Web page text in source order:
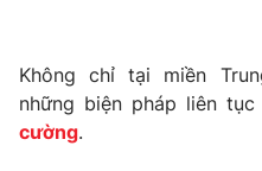
Câu chuyện quốc tế
Thị trường
Góc doanh nghiệp
Dữ liệu và đời sống
Truyền hình
Không chỉ tại miền
những biện pháp liên
cường.